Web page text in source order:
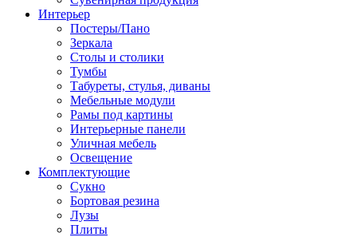
Интерьер
Постеры/Пано
Зеркала
Столы и столики
Тумбы
Табуреты, стулья, диваны
Мебельные модули
Рамы под картины
Интерьерные панели
Уличная мебель
Освещение
Комплектующие
Сукно
Бортовая резина
Лузы
Плиты